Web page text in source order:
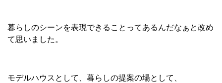
暮らしのシーンを表現できることってあるんだなぁと改め
て思いました。
モデルハウスとして、暮らしの提案の場として、